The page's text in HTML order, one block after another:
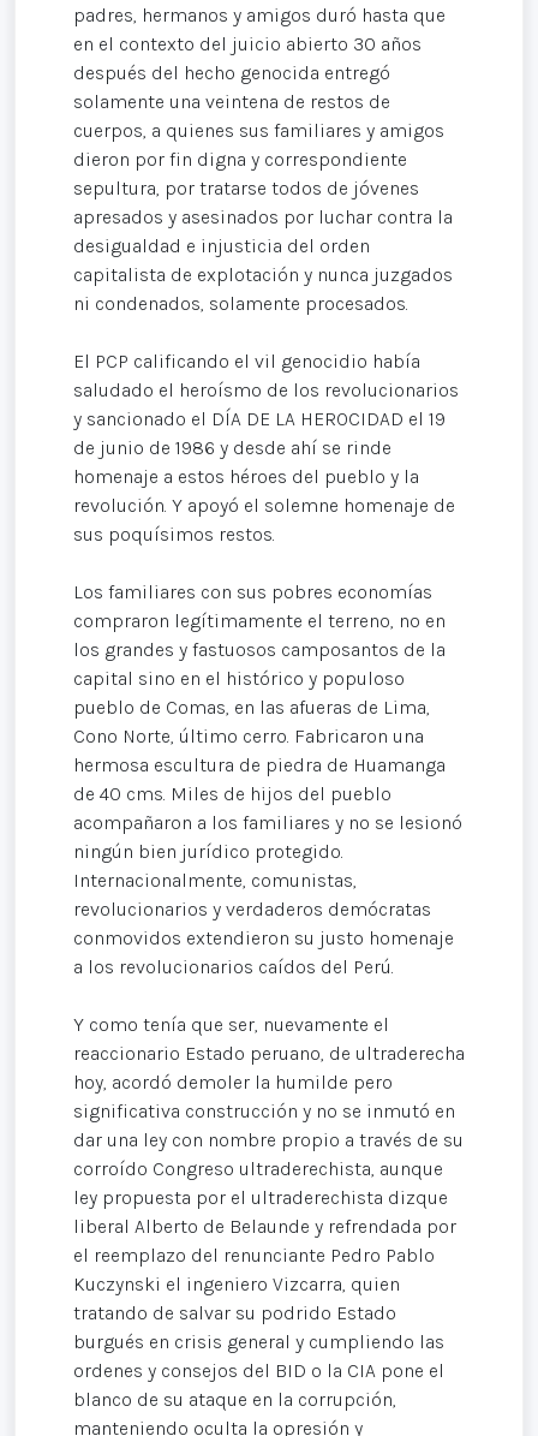
padres, hermanos y amigos duró hasta que
en el contexto del juicio abierto 30 años
después del hecho genocida entregó
solamente una veintena de restos de
cuerpos, a quienes sus familiares y amigos
dieron por fin digna y correspondiente
sepultura, por tratarse todos de jóvenes
apresados y asesinados por luchar contra la
desigualdad e injusticia del orden
capitalista de explotación y nunca juzgados
ni condenados, solamente procesados.
El PCP calificando el vil genocidio había
saludado el heroísmo de los revolucionarios
y sancionado el DÍA DE LA HEROCIDAD el 19
de junio de 1986 y desde ahí se rinde
homenaje a estos héroes del pueblo y la
revolución. Y apoyó el solemne homenaje de
sus poquísimos restos.
Los familiares con sus pobres economías
compraron legítimamente el terreno, no en
los grandes y fastuosos camposantos de la
capital sino en el histórico y populoso
pueblo de Comas, en las afueras de Lima,
Cono Norte, último cerro. Fabricaron una
hermosa escultura de piedra de Huamanga
de 40 cms. Miles de hijos del pueblo
acompañaron a los familiares y no se lesionó
ningún bien jurídico protegido.
Internacionalmente, comunistas,
revolucionarios y verdaderos demócratas
conmovidos extendieron su justo homenaje
a los revolucionarios caídos del Perú.
Y como tenía que ser, nuevamente el
reaccionario Estado peruano, de ultraderecha
hoy, acordó demoler la humilde pero
significativa construcción y no se inmutó en
dar una ley con nombre propio a través de su
corroído Congreso ultraderechista, aunque
ley propuesta por el ultraderechista dizque
liberal Alberto de Belaunde y refrendada por
el reemplazo del renunciante Pedro Pablo
Kuczynski el ingeniero Vizcarra, quien
tratando de salvar su podrido Estado
burgués en crisis general y cumpliendo las
ordenes y consejos del BID o la CIA pone el
blanco de su ataque en la corrupción,
manteniendo oculta la opresión y